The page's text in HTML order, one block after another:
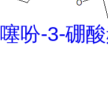
噻吩-3-硼